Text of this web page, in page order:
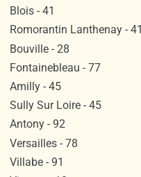
Blois - 41
Romorantin Lanthenay - 41
Bouville - 28
Fontainebleau - 77
Amilly - 45
Sully Sur Loire - 45
Antony - 92
Versailles - 78
Villabe - 91